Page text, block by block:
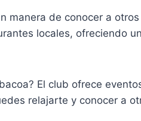
manera de conocer a otros
locales, ofreciendo
El club ofrece
relajarte y conocer a